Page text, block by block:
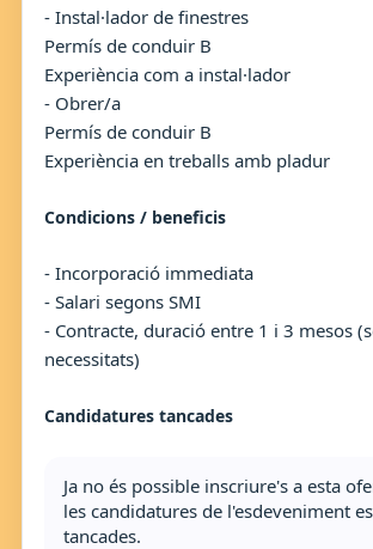
- Instal·lador de finestres
Permís de conduir B
Experiència com a instal·lador
- Obrer/a
Permís de conduir B
Experiència en treballs amb pladur
Condicions / beneficis
- Incorporació immediata
- Salari segons SMI
- Contracte, duració entre 1 i 3 mesos
necessitats)
Candidatures tancades
Ja no és possible inscriure's a esta
les candidatures de l'esdeveniment
tancades.